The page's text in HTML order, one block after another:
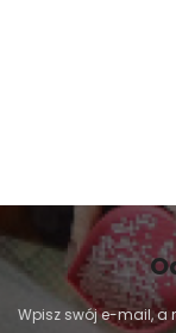
Wpisz swój e-mail, a